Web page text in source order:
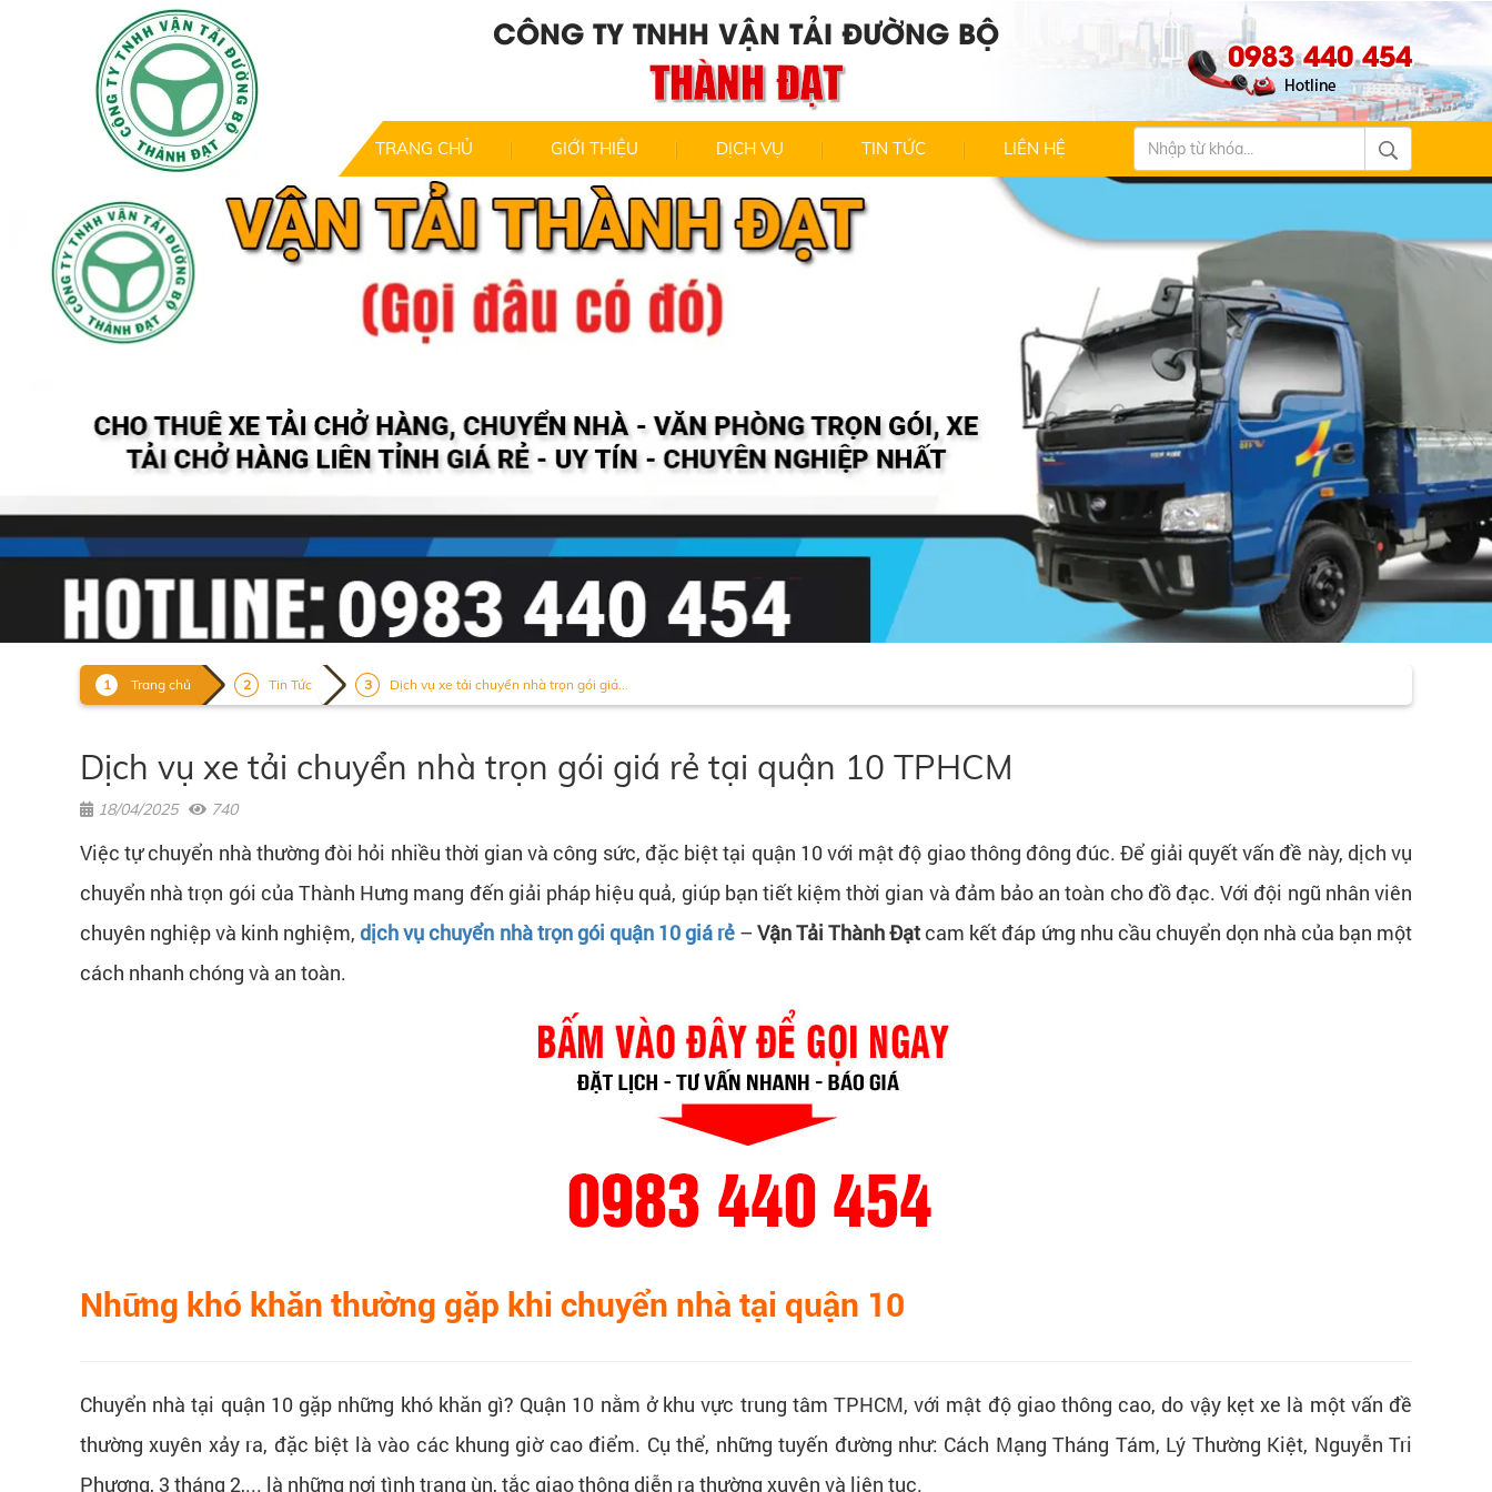
CÔNG TY TNHH VẬN TẢI ĐƯỜNG BỘ
THÀNH ĐẠT 0983 440 454
TRANG CHỦ GIỚI THIỆU DỊCH VỤ TIN TỨC LIÊN HỆ
Trang chủ Tin Tức Dịch vụ xe tải chuyển nhà trọn gói giá...
Dịch vụ xe tải chuyển nhà trọn gói giá rẻ tại quận 10 TPHCM
18/04/2025 740
Việc tự chuyển nhà thường đòi hỏi nhiều thời gian và công sức, đặc biệt tại quận 10 với mật độ giao thông đông đúc. Để giải quyết vấn đề này, dịch vụ
chuyển nhà trọn gói của Thành Hưng mang đến giải pháp hiệu quả, giúp bạn tiết kiệm thời gian và đảm bảo an toàn cho đồ đạc. Với đội ngũ nhân viên
chuyên nghiệp và kinh nghiệm,dịch vụ chuyển nhà trọn gói quận 10 giá rẻ–Vận Tải Thành Đạtcam kết đáp ứng nhu cầu chuyển dọn nhà của bạn một
cách nhanh chóng và an toàn.
Những khó khăn thường gặp khi chuyển nhà tại quận 10
Chuyển nhà tại quận 10 gặp những khó khăn gì? Quận 10 nằm ở khu vực trung tâm TPHCM, với mật độ giao thông cao, do vậy kẹt xe là một vấn đề
thường xuyên xảy ra, đặc biệt là vào các khung giờ cao điểm. Cụ thể, những tuyến đường như: Cách Mạng Tháng Tám, Lý Thường Kiệt, Nguyễn Tri
Phương, 3 tháng 2,... là những nơi tình trạng ùn, tắc giao thông diễn ra thường xuyên và liên tục.